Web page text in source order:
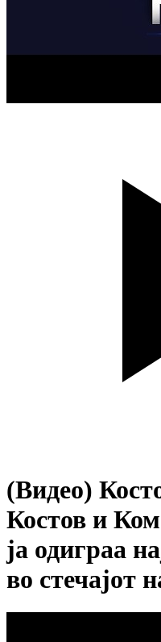
(Видео)
Костов и
ја одиграа
во стечајот